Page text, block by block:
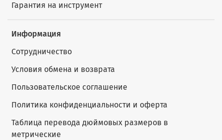
Гарантия на инструмент
Информация
Сотрудничество
Условия обмена и возврата
Пользовательское соглашение
Политика конфиденциальности и оферта
Таблица перевода дюймовых размеров в
метрические